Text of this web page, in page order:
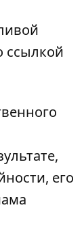
ссылкой
его